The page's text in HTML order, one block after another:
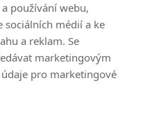
používání webu,
sociálních médií a ke
a reklam. Se
marketingovým
pro marketingové